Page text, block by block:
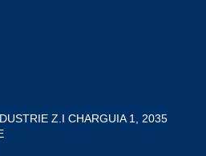
Z.I CHARGUIA 1, 2035